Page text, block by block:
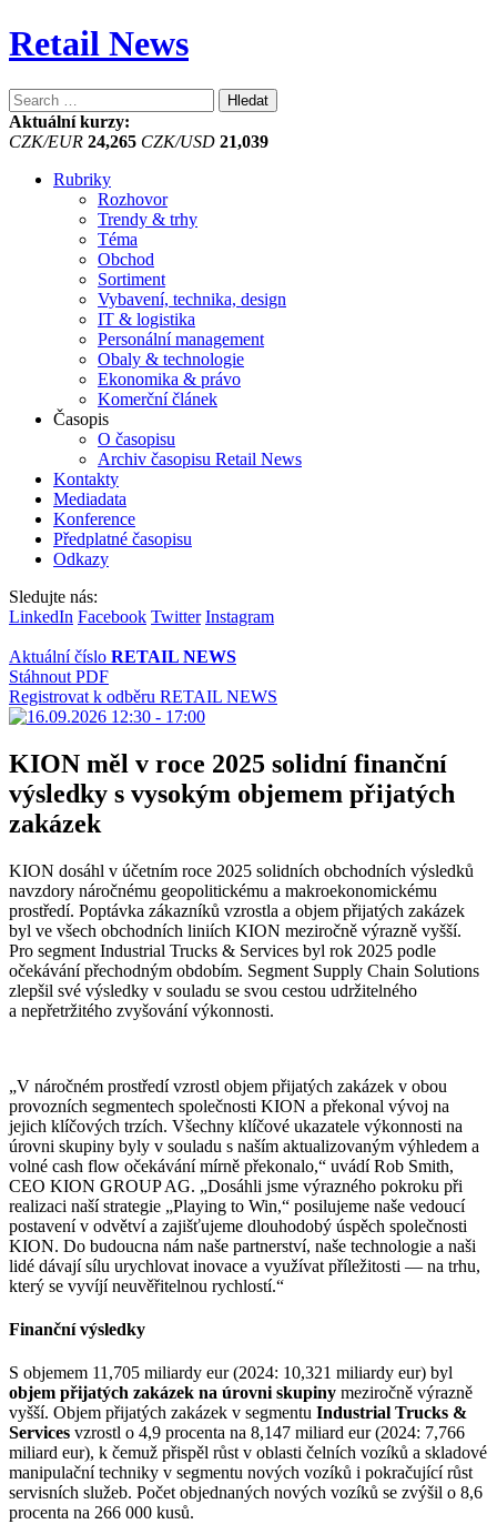
Retail News
Vyhledávání
Aktuální kurzy:
CZK/EUR 24,265 CZK/USD 21,039
Rubriky
Rozhovor
Trendy & trhy
Téma
Obchod
Sortiment
Vybavení, technika, design
IT & logistika
Personální management
Obaly & technologie
Ekonomika & právo
Komerční článek
Časopis
O časopisu
Archiv časopisu Retail News
Kontakty
Mediadata
Konference
Předplatné časopisu
Odkazy
Sledujte nás:
LinkedIn Facebook Twitter Instagram
Aktuální číslo RETAIL NEWS
Stáhnout PDF
Registrovat k odběru RETAIL NEWS
KION měl v roce 2025 solidní finanční
výsledky s vysokým objemem přijatých
zakázek
KION dosáhl v účetním roce 2025 solidních obchodních výsledků
navzdory náročnému geopolitickému a makroekonomickému
prostředí. Poptávka zákazníků vzrostla a objem přijatých zakázek
byl ve všech obchodních liniích KION meziročně výrazně vyšší.
Pro segment Industrial Trucks & Services byl rok 2025 podle
očekávání přechodným obdobím. Segment Supply Chain Solutions
zlepšil své výsledky v souladu se svou cestou udržitelného
a nepřetržitého zvyšování výkonnosti.
„V náročném prostředí vzrostl objem přijatých zakázek v obou
provozních segmentech společnosti KION a překonal vývoj na
jejich klíčových trzích. Všechny klíčové ukazatele výkonnosti na
úrovni skupiny byly v souladu s naším aktualizovaným výhledem a
volné cash flow očekávání mírně překonalo,“ uvádí Rob Smith,
CEO KION GROUP AG. „Dosáhli jsme výrazného pokroku při
realizaci naší strategie „Playing to Win,“ posilujeme naše vedoucí
postavení v odvětví a zajišťujeme dlouhodobý úspěch společnosti
KION. Do budoucna nám naše partnerství, naše technologie a naši
lidé dávají sílu urychlovat inovace a využívat příležitosti — na trhu,
který se vyvíjí neuvěřitelnou rychlostí.“
Finanční výsledky
S objemem 11,705 miliardy eur (2024: 10,321 miliardy eur) byl
objem přijatých zakázek na úrovni skupiny meziročně výrazně
vyšší. Objem přijatých zakázek v segmentu Industrial Trucks &
Services vzrostl o 4,9 procenta na 8,147 miliard eur (2024: 7,766
miliard eur), k čemuž přispěl růst v oblasti čelních vozíků a skladové
manipulační techniky v segmentu nových vozíků i pokračující růst
servisních služeb. Počet objednaných nových vozíků se zvýšil o 8,6
procenta na 266 000 kusů.